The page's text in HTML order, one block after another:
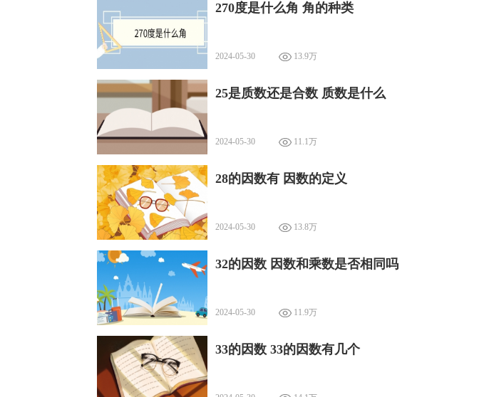
270度是什么角 角的种类
2024-05-30 13.9万
25是质数还是合数 质数是什么
2024-05-30 11.1万
28的因数有 因数的定义
2024-05-30 13.8万
32的因数 因数和乘数是否相同吗
2024-05-30 11.9万
33的因数 33的因数有几个